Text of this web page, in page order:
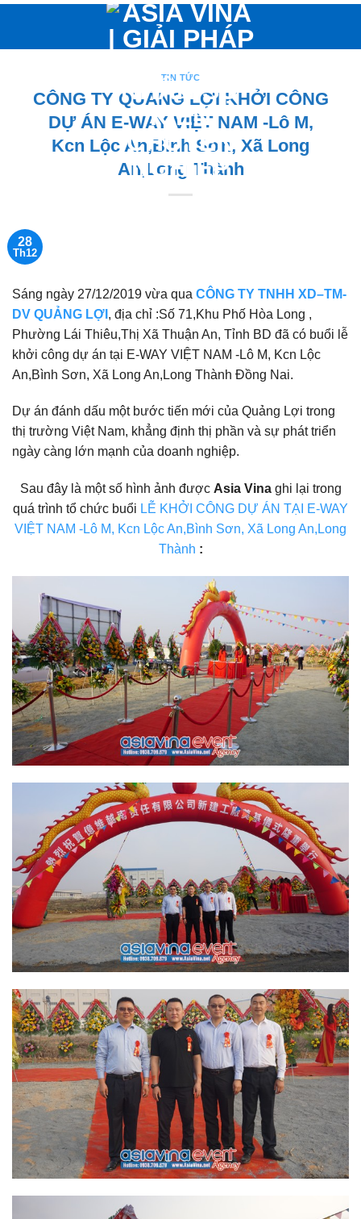
nội
TIN TỨC
CÔNG TY QUẢNG LỢI KHỞI CÔNG
DỰ ÁN E-WAY VIỆT NAM -Lô M,
Kcn Lộc An,Bình Sơn, Xã Long
An,Long Thành
28
Th12
Sáng ngày 27/12/2019 vừa qua CÔNG TY TNHH XD–TM-
DV QUẢNG LỢI , địa chỉ :Số 71,Khu Phố Hòa Long ,
Phường Lái Thiêu,Thị Xã Thuận An, Tỉnh BD đã có buổi lễ
khởi công dự án tại E-WAY VIỆT NAM -Lô M, Kcn Lộc
An,Bình Sơn, Xã Long An,Long Thành Đồng Nai.
Dự án đánh dấu một bước tiến mới của Quảng Lợi trong
thị trường Việt Nam, khẳng định thị phần và sự phát triển
ngày càng lớn mạnh của doanh nghiệp.
Sau đây là một số hình ảnh được Asia Vinaghi lại trong
quá trình tổ chức buổi LỄ KHỞI CÔNG DỰ ÁN TẠI E-WAY
VIỆT NAM -Lô M, Kcn Lộc An,Bình Sơn, Xã Long An,Long
Thành :